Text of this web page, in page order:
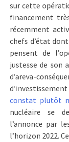
sur cette
financement
récemment
chefs d’état
pensent de
justesse de son
d’areva-
constat plutôt
nucléaire se
l’annonce par
l’horizon 2022.